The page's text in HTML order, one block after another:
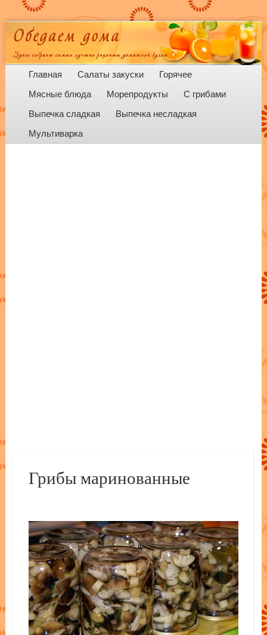
Menu
Skip to content
Главная Салаты закуски
Горячее
Мясные блюда
Морепродукты
С грибами
Выпечка сладкая
Выпечка несладкая
Мультиварка
Грибы маринованные